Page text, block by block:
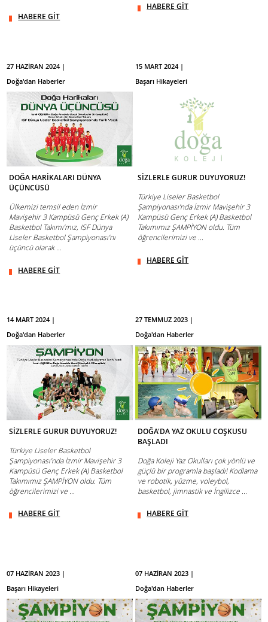
HABERE GİT
HABERE GİT
27 HAZİRAN 2024 |
Doğa'dan Haberler
DOĞA HARİKALARI DÜNYA
ÜÇÜNCÜSÜ
Ülkemizi temsil eden İzmir
Mavişehir 3 Kampüsü Genç Erkek (A)
Basketbol Takımı’mız, ISF Dünya
Liseler Basketbol Şampiyonası’nı
üçüncü olarak ...
HABERE GİT
15 MART 2024 |
Başarı Hikayeleri
SİZLERLE GURUR DUYUYORUZ!
Türkiye Liseler Basketbol
Şampiyonası’nda İzmir Mavişehir 3
Kampüsü Genç Erkek (A) Basketbol
Takımımız ŞAMPİYON oldu. Tüm
öğrencilerimizi ve ...
HABERE GİT
14 MART 2024 |
Doğa'dan Haberler
SİZLERLE GURUR DUYUYORUZ!
Türkiye Liseler Basketbol
Şampiyonası’nda İzmir Mavişehir 3
Kampüsü Genç Erkek (A) Basketbol
Takımımız ŞAMPİYON oldu. Tüm
öğrencilerimizi ve ...
HABERE GİT
27 TEMMUZ 2023 |
Doğa'dan Haberler
DOĞA'DA YAZ OKULU COŞKUSU
BAŞLADI
Doğa Koleji Yaz Okulları çok yönlü ve
güçlü bir programla başladı! Kodlama
ve robotik, yüzme, voleybol,
basketbol, jimnastik ve İngilizce ...
HABERE GİT
07 HAZİRAN 2023 |
Başarı Hikayeleri
07 HAZİRAN 2023 |
Doğa'dan Haberler